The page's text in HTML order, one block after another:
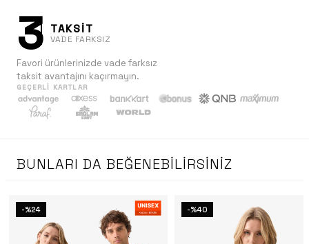
3 TAKSİT
VADE FARKSIZ
Favori ürünlerinizde vade farksız
taksit avantajını kaçırmayın.
GEÇERLI KARTLAR
BUNLARI DA BEĞENEBILIRSINIZ
-%24 -%40